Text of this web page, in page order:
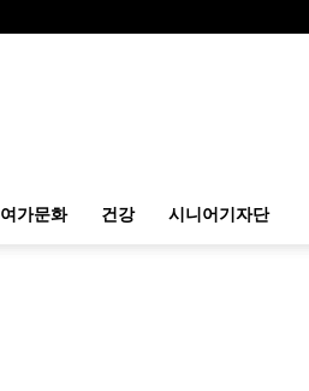
여가문화 건강 시니어기자단